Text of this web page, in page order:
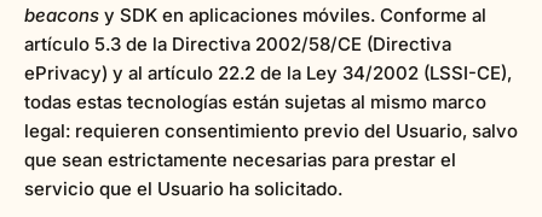
beacons y SDK en aplicaciones móviles. Conforme al
artículo 5.3 de la Directiva 2002/58/CE (Directiva
ePrivacy) y al artículo 22.2 de la Ley 34/2002 (LSSI-CE),
todas estas tecnologías están sujetas al mismo marco
legal: requieren consentimiento previo del Usuario, salvo
que sean estrictamente necesarias para prestar el
servicio que el Usuario ha solicitado.